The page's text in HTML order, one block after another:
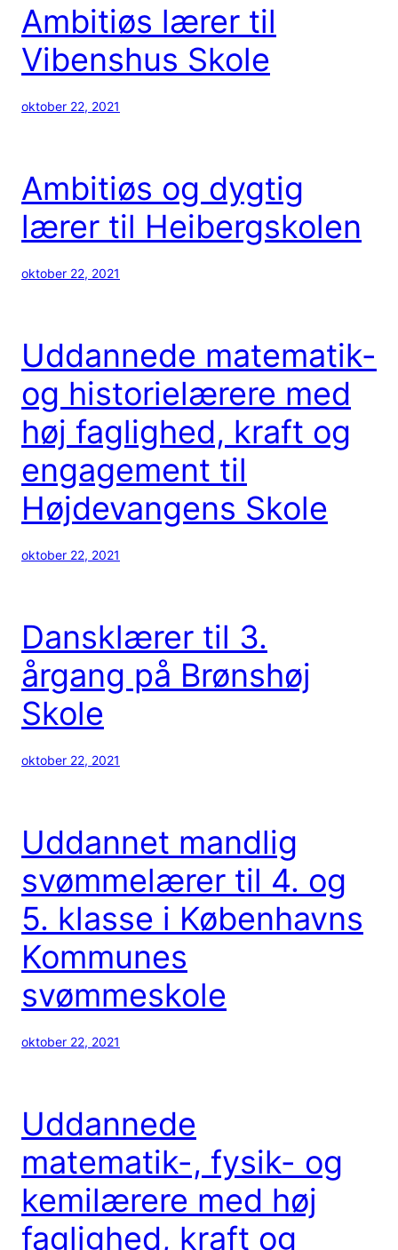
Ambitiøs lærer til
Vibenshus Skole
oktober 22, 2021
Ambitiøs og dygtig
lærer til Heibergskolen
oktober 22, 2021
Uddannede matematik-
og historielærere med
høj faglighed, kraft og
engagement til
Højdevangens Skole
oktober 22, 2021
Dansklærer til 3.
årgang på Brønshøj
Skole
oktober 22, 2021
Uddannet mandlig
svømmelærer til 4. og
5. klasse i Københavns
Kommunes
svømmeskole
oktober 22, 2021
Uddannede
matematik-, fysik- og
kemilærere med høj
faglighed, kraft og